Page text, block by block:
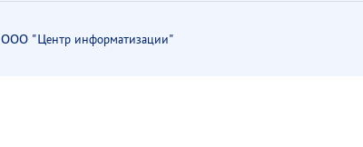
ООО "Центр информатизации"